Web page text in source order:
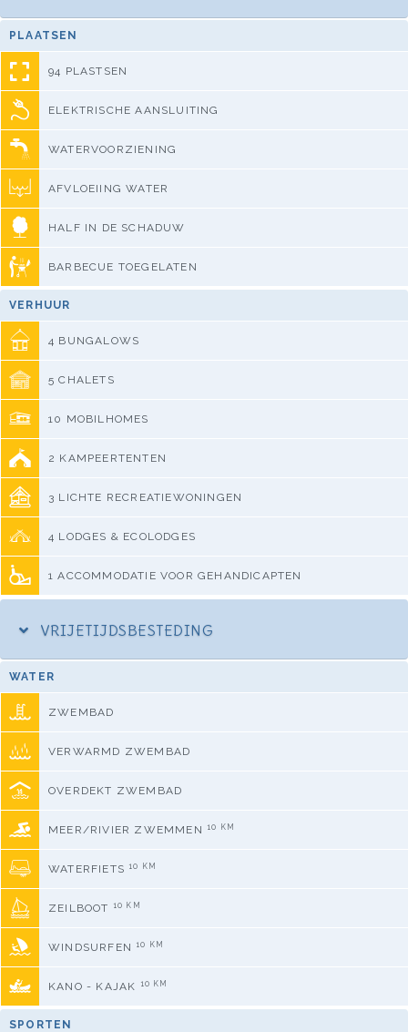
PLAATSEN
94 PLASTSEN
ELEKTRISCHE AANSLUITING
WATERVOORZIENING
AFVLOEIING WATER
HALF IN DE SCHADUW
BARBECUE TOEGELATEN
VERHUUR
4 BUNGALOWS
5 CHALETS
10 MOBILHOMES
2 KAMPEERTENTEN
3 LICHTE RECREATIEWONINGEN
4 LODGES & ECOLODGES
1 ACCOMMODATIE VOOR GEHANDICAPTEN
VRIJETIJDSBESTEDING
WATER
ZWEMBAD
VERWARMD ZWEMBAD
OVERDEKT ZWEMBAD
MEER/RIVIER ZWEMMEN 10 KM
WATERFIETS 10 KM
ZEILBOOT 10 KM
WINDSURFEN 10 KM
KANO - KAJAK 10 KM
SPORTEN